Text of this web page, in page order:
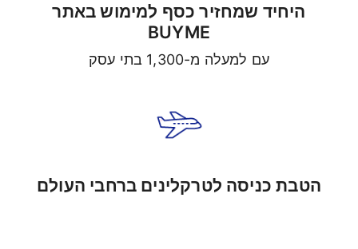
היחיד שמחזיר כסף למימוש באתר
BUYME
עם למעלה מ-1,300 בתי עסק
הטבת כניסה לטרקלינים ברחבי העולם